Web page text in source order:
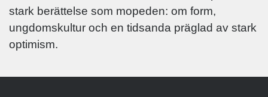
stark berättelse som mopeden: om form,
ungdomskultur och en tidsanda präglad av stark
optimism.